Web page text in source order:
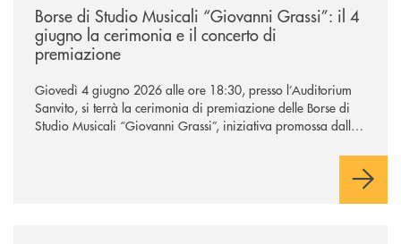
Borse di Studio Musicali “Giovanni Grassi”: il 4
giugno la cerimonia e il concerto di
premiazione
Giovedì 4 giugno 2026 alle ore 18:30, presso l’Auditorium
Sanvito, si terrà la cerimonia di premiazione delle Borse di
Studio Musicali “Giovanni Grassi”, iniziativa promossa dalla